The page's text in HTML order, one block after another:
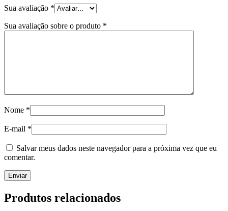
Sua avaliação *
Sua avaliação sobre o produto *
Nome *
E-mail *
Salvar meus dados neste navegador para a próxima vez que eu
comentar.
Produtos relacionados